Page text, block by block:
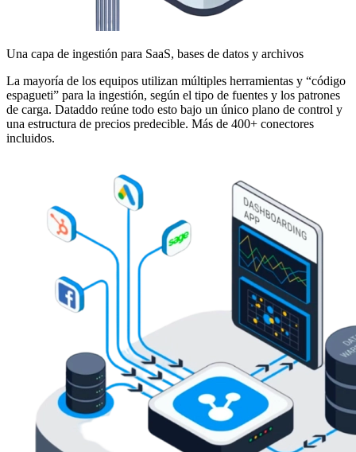
Una capa de ingestión para SaaS, bases de datos y archivos
La mayoría de los equipos utilizan múltiples herramientas y “código
espagueti” para la ingestión, según el tipo de fuentes y los patrones
de carga. Dataddo reúne todo esto bajo un único plano de control y
una estructura de precios predecible. Más de 400+ conectores
incluidos.